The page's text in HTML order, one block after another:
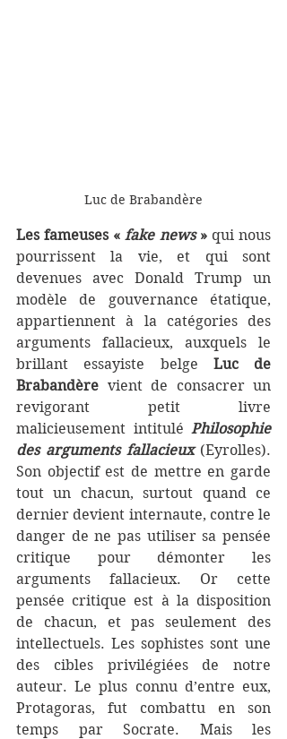
Luc de Brabandère
Les fameuses « fake news » qui nous
pourrissent la vie, et qui sont
devenues avec Donald Trump un
modèle de gouvernance étatique,
appartiennent à la catégories des
arguments fallacieux, auxquels le
brillant essayiste belge Luc de
Brabandère vient de consacrer un
revigorant petit livre
malicieusement intitulé Philosophie
des arguments fallacieux (Eyrolles).
Son objectif est de mettre en garde
tout un chacun, surtout quand ce
dernier devient internaute, contre le
danger de ne pas utiliser sa pensée
critique pour démonter les
arguments fallacieux. Or cette
pensée critique est à la disposition
de chacun, et pas seulement des
intellectuels. Les sophistes sont une
des cibles privilégiées de notre
auteur. Le plus connu d’entre eux,
Protagoras, fut combattu en son
temps par Socrate. Mais les